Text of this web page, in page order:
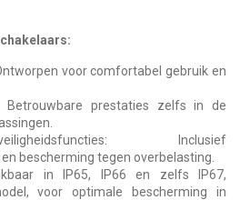
voor comfortabel gebruik en
Betrouwbare prestaties zelfs in de
Inclusief
bescherming tegen overbelasting.
in IP65, IP66 en zelfs IP67,
voor optimale bescherming in